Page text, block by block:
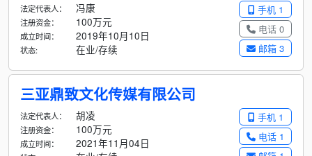
手机 1
电话 0
邮箱 3
法定代表人： 冯康
注册资金： 100万元
成立时间： 2019年10月10日
状态: 在业/存续
三亚鼎致文化传媒有限公司
手机 1
电话 1
法定代表人： 胡凌
注册资金： 100万元
成立时间： 2021年11月04日